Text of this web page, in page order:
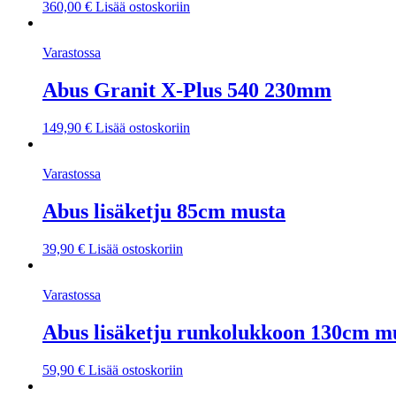
360,00 € Lisää ostoskoriin
Varastossa
Abus Granit X-Plus 540 230mm
149,90 € Lisää ostoskoriin
Varastossa
Abus lisäketju 85cm musta
39,90 € Lisää ostoskoriin
Varastossa
Abus lisäketju runkolukkoon 130cm
59,90 € Lisää ostoskoriin